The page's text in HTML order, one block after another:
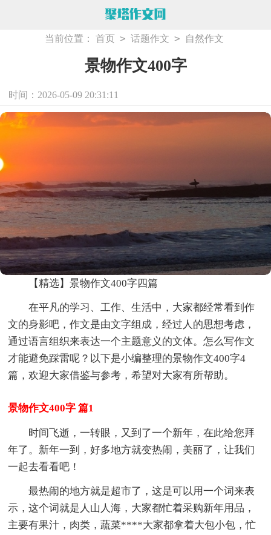
当前位置： 首页 > 话题作文 > 自然作文
景物作文400字
时间：2026-05-09 20:31:11
【精选】景物作文400字四篇
在平凡的学习、工作、生活中，大家都经常看到作
文的身影吧，作文是由文字组成，经过人的思想考虑，
通过语言组织来表达一个主题意义的文体。怎么写作文
才能避免踩雷呢？以下是小编整理的景物作文400字4
篇，欢迎大家借鉴与参考，希望对大家有所帮助。
景物作文400字 篇1
时间飞逝，一转眼，又到了一个新年，在此给您拜
年了。新年一到，好多地方就变热闹，美丽了，让我们
一起去看看吧！
最热闹的地方就是超市了，这是可以用一个词来表
示，这个词就是人山人海，大家都忙着采购新年用品，
主要有果汁，肉类，蔬菜****大家都拿着大包小包，忙